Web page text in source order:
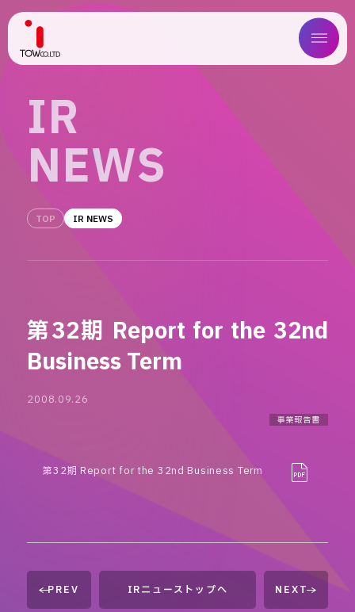
ABOUT US
WORKS
COMPANY
IR
IR
NEWS
TOP IR NEWS
第32期 Report for the 32nd
Business Term
2008.09.26
事業報告書
第32期 Report for the 32nd Business Term
PREV IRニューストップへ NEXT